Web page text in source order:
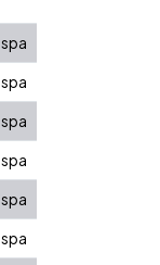
spa
spa
spa
spa
spa
spa